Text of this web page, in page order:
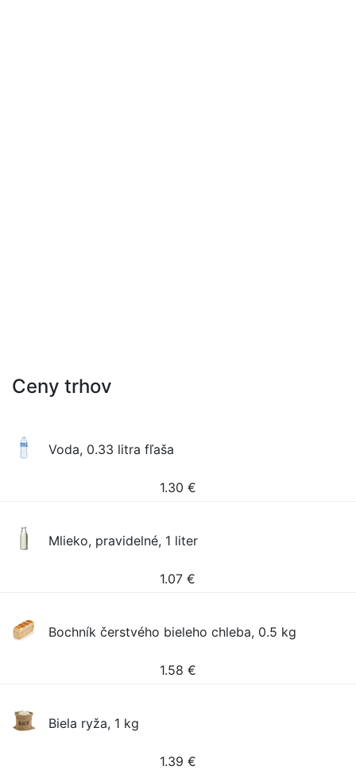
Ceny trhov
Voda, 0.33 litra fľaša
1.30 €
Mlieko, pravidelné, 1 liter
1.07 €
Bochník čerstvého bieleho chleba, 0.5 kg
1.58 €
Biela ryža, 1 kg
1.39 €